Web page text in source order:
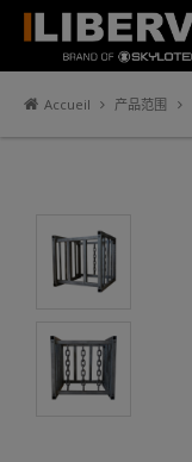
Accueil 产品范围